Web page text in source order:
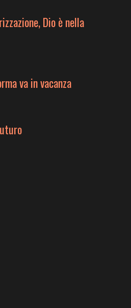
Dio è nella
va in vacanza